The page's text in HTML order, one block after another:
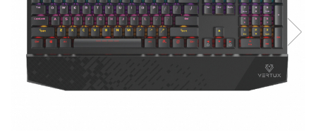
Ochelari Smart
Smartphone IPhone
Sisteme PC & Periferice
Sisteme Desktop & Monitoare